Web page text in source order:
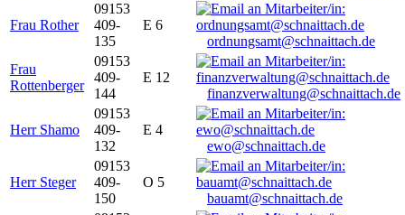
Frau Rother
09153
409-
135
E 6
ordnungsamt@schnaittach.de
Frau
Rottenberger
09153
409-
144
E 12
finanzverwaltung@schnaittach.de
Herr Shamo
09153
409-
132
E 4
ewo@schnaittach.de
Herr Steger
09153
409-
150
O 5
bauamt@schnaittach.de